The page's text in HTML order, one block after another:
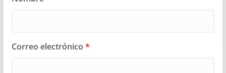
Correo electrónico *